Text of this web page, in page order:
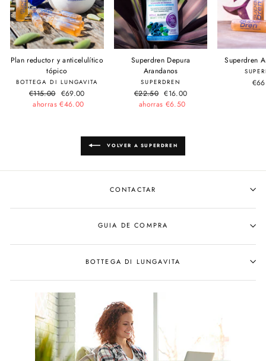
Plan reductor y anticelulítico
tópico
BOTTEGA DI LUNGAVITA
Precio
habitual
€115.00 Precio
de
€69.00
ahorras €46.00
Superdren Depura
Arandanos
SUPERDREN
Precio
habitual
€22.50 Precio
de
€16.00
ahorras €6.50
Superdren
VOLVER A SUPERDREN
CONTACTAR
GUIA DE COMPRA
BOTTEGA DI LUNGAVITA